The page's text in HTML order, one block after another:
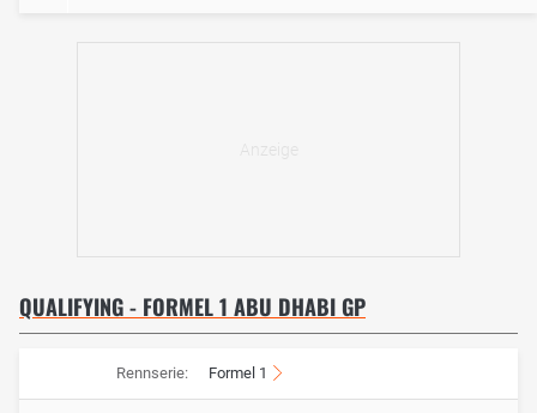
QUALIFYING - FORMEL 1 ABU DHABI GP
Rennserie: Formel 1